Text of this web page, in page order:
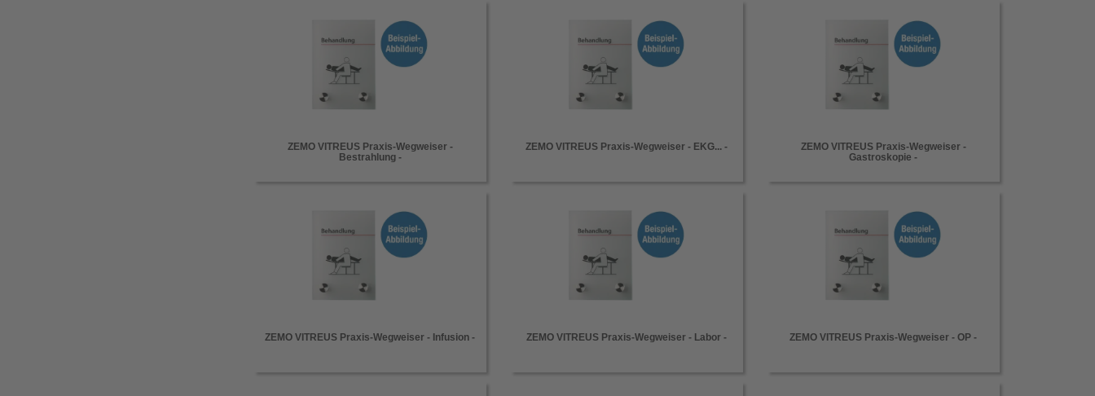
ZEMO VITREUS Praxis-Wegweiser -
Bestrahlung -
ZEMO VITREUS Praxis-Wegweiser - EKG... -
ZEMO VITREUS Praxis-Wegweiser -
Gastroskopie -
ZEMO VITREUS Praxis-Wegweiser - Infusion - ZEMO VITREUS Praxis-Wegweiser - Labor - ZEMO VITREUS Praxis-Wegweiser - OP -